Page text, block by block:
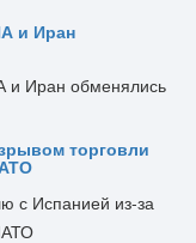
и Иран
торговли